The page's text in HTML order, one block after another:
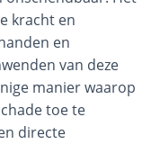
kracht en
en
van deze
manier waarop
toe te
directe